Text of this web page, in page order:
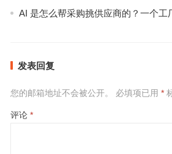
AI 是怎么帮采购挑供应商的？一个工
发表回复
您的邮箱地址不会被公开。 必填项已用 *
评论 *